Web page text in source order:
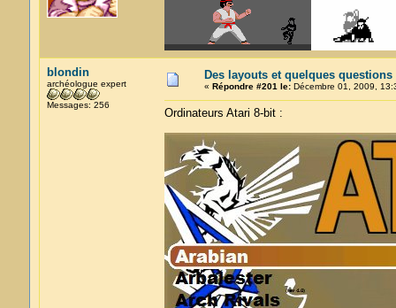
blondin
archéologue expert
Messages: 256
Des layouts et quelques questions
« Répondre #201 le:Décembre 01, 2009,
Ordinateurs Atari 8-bit :